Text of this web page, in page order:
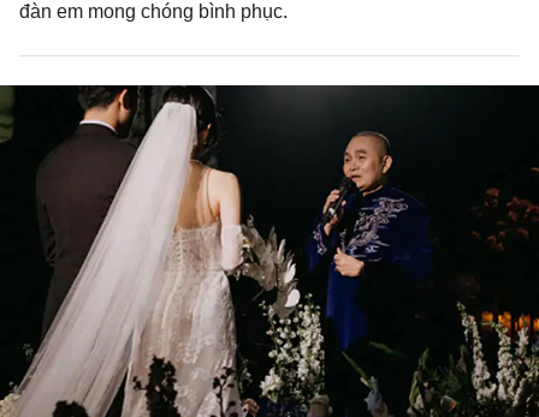
đàn em mong chóng bình phục.